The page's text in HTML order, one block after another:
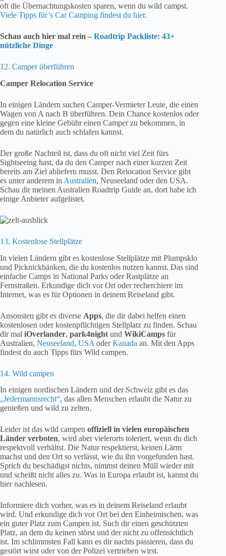
oft die Übernachtungskosten sparen, wenn du wild campst.
Viele Tipps für’s Car Camping findest du hier.
Schau auch hier mal rein – Roadtrip Packliste: 43+
nützliche Dinge
12. Camper überführen
Camper Relocation Service
In einigen Ländern suchen Camper-Vermieter Leute, die einen
Wagen von A nach B überführen. Dein Chance kostenlos oder
gegen eine kleine Gebühr einen Camper zu bekommen, in
dem du natürlich auch schlafen kannst.
Der große Nachteil ist, dass du oft nicht viel Zeit fürs
Sightseeing hast, da du den Camper nach einer kurzen Zeit
bereits am Ziel abliefern musst. Den Relocation Service gibt
es unter anderem in Australien, Neuseeland oder den USA.
Schau dir meinen Australien Roadtrip Guide an, dort habe ich
einige Anbieter aufgelistet.
13. Kostenlose Stellplätze
In vielen Ländern gibt es kostenlose Stellplätze mit Plumpsklo
und Picknickbänken, die du kostenlos nutzen kannst. Das sind
einfache Camps in National Parks oder Rastplätze an
Fernstraßen. Erkundige dich vor Ort oder recherchiere im
Internet, was es für Optionen in deinem Reiseland gibt.
Ansonsten gibt es diverse Apps, die dir dabei helfen einen
kostenlosen oder kostenpflichtigen Stellplatz zu finden. Schau
dir mal iOverlander, park4night und WikiCamps für
Australien, Neuseeland, USA oderKanada an. Mit den Apps
findest du auch Tipps fürs Wild campen.
14. Wild campen
In einigen nordischen Ländern und der Schweiz gibt es das
„Jedermannsrecht“, das allen Menschen erlaubt die Natur zu
genießen und wild zu zelten.
Leider ist das wild campen offiziell in vielen europäischen
Länder verboten, wird aber vielerorts toleriert, wenn du dich
respektvoll verhältst. Die Natur respektierst, keinen Lärm
machst und den Ort so verlässt, wie du ihn vorgefunden hast.
Sprich du beschädigst nichts, nimmst deinen Müll wieder mit
und scheißt nicht alles zu. Was in Europa erlaubt ist, kannst du
hier nachlesen.
Informiere dich vorher, was es in deinem Reiseland erlaubt
wird. Und erkundige dich vor Ort bei den Einheimischen, was
ein guter Platz zum Campen ist. Such dir einen geschützten
Platz, an dem du keinen störst und der nicht zu offensichtlich
ist. Im schlimmsten Fall kann es dir nachts passieren, dass du
gestört wirst oder von der Polizei vertrieben wirst.